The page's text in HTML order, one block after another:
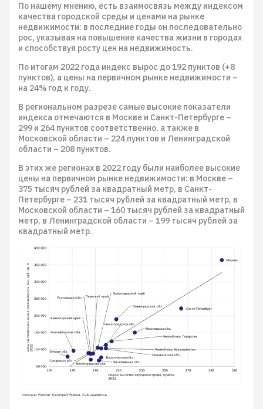
По нашему мнению, есть взаимосвязь между индексом
качества городской среды и ценами на рынке
недвижимости: в последние годы он последовательно
рос, указывая на повышение качества жизни в городах
и способствуя росту цен на недвижимость.
По итогам 2022 года индекс вырос до 192 пунктов (+8
пунктов), а цены на первичном рынке недвижимости –
на 24% год к году.
В региональном разрезе самые высокие показатели
индекса отмечаются в Москве и Санкт-Петербурге –
299 и 264 пунктов соответственно, а также в
Московской области – 224 пунктов и Ленинградской
области – 208 пунктов.
В этих же регионах в 2022 году были наиболее высокие
цены на первичном рынке недвижимости: в Москве –
375 тысяч рублей за квадратный метр, в Санкт-
Петербурге – 231 тысяч рублей за квадратный метр, в
Московской области – 160 тысяч рублей за квадратный
метр, в Ленинградской области – 199 тысяч рублей за
квадратный метр.